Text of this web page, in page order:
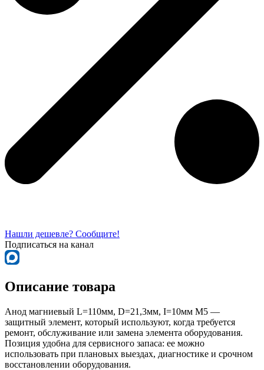
Нашли дешевле? Сообщите!
Подписаться на канал
Описание товара
Анод магниевый L=110мм, D=21,3мм, I=10мм М5 —
защитный элемент, который используют, когда требуется
ремонт, обслуживание или замена элемента оборудования.
Позиция удобна для сервисного запаса: ее можно
использовать при плановых выездах, диагностике и срочном
восстановлении оборудования.